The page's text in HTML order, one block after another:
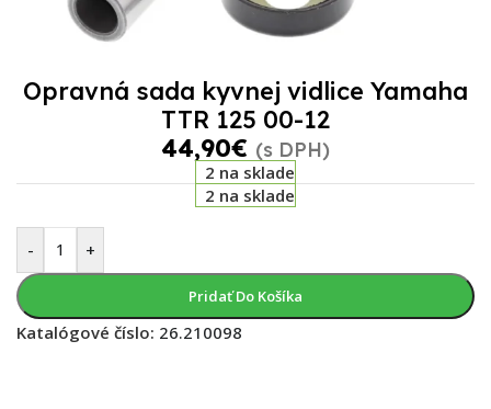
Opravná sada kyvnej vidlice Yamaha
TTR 125 00-12
44,90€ (s DPH)
2 na sklade
2 na sklade
- +
Pridať Do Košíka
Katalógové číslo: 26.210098